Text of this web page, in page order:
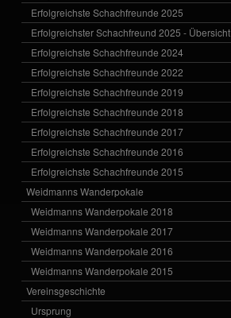
Erfolgreichste Schachfreunde 2025
Erfolgreichster Schachfreund 2025 - Übersicht
Erfolgreichste Schachfreunde 2024
Erfolgreichste Schachfreunde 2022
Erfolgreichste Schachfreunde 2019
Erfolgreichste Schachfreunde 2018
Erfolgreichste Schachfreunde 2017
Erfolgreichste Schachfreunde 2016
Erfolgreichste Schachfreunde 2015
Weidmanns Wanderpokale
Weidmanns Wanderpokale 2018
Weidmanns Wanderpokale 2017
Weidmanns Wanderpokale 2016
Weidmanns Wanderpokale 2015
Vereinsgeschichte
Ursprung